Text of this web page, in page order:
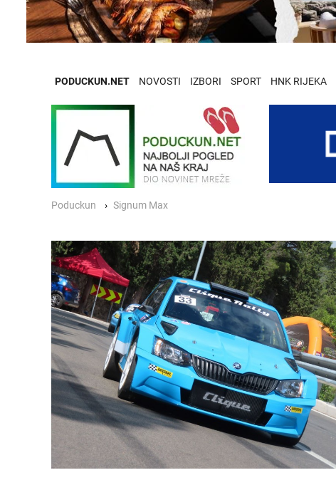
PODUCKUN.NET NOVOSTI IZBORI SPORT HNK RIJEKA
Poduckun Signum Max